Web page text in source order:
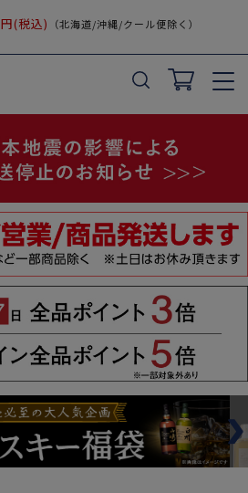
円(税込) （北海道/沖縄/クール便除く）